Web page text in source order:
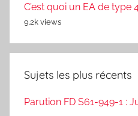
C’est quoi un EA de type
9.2k views
Sujets les plus récents
Parution FD S61-949-1 :